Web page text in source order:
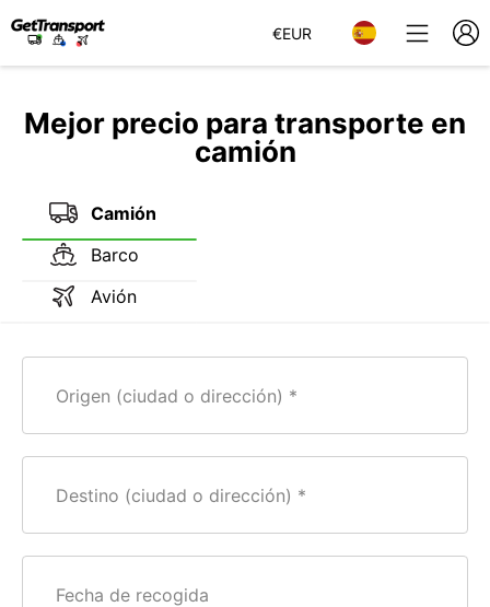
€EUR
Mejor precio para transporte en
camión
Camión
Barco
Avión
Origen (ciudad o dirección)
Destino (ciudad o dirección)
Fecha de recogida